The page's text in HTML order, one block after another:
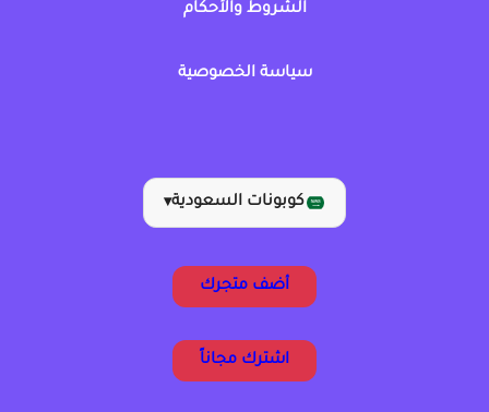
الشروط والأحكام
سياسة الخصوصية
كوبونات السعودية▾
أضف متجرك
اشترك مجاناً